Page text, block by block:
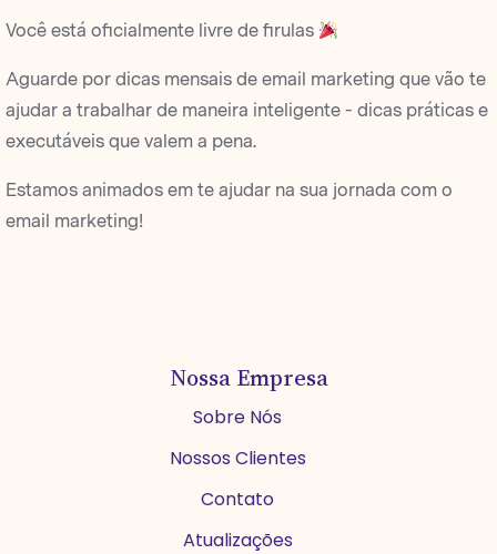
Você está oficialmente livre de firulas
Aguarde por dicas mensais de email marketing que vão te
ajudar a trabalhar de maneira inteligente - dicas práticas e
executáveis que valem a pena.
Estamos animados em te ajudar na sua jornada com o
email marketing!
Nossa Empresa
Sobre Nós
Nossos Clientes
Contato
Atualizações